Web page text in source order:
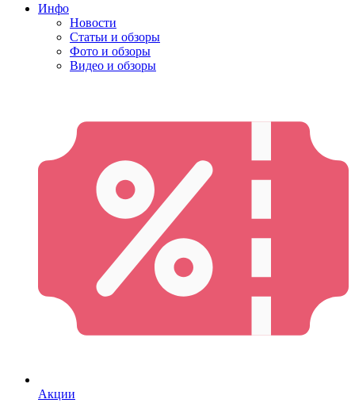
Инфо
Новости
Статьи и обзоры
Фото и обзоры
Видео и обзоры
Акции